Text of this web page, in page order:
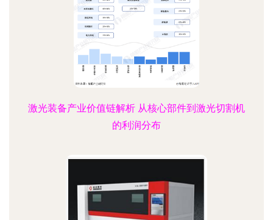
激光装备产业价值链解析 从核心部件到激光切割机
的利润分布